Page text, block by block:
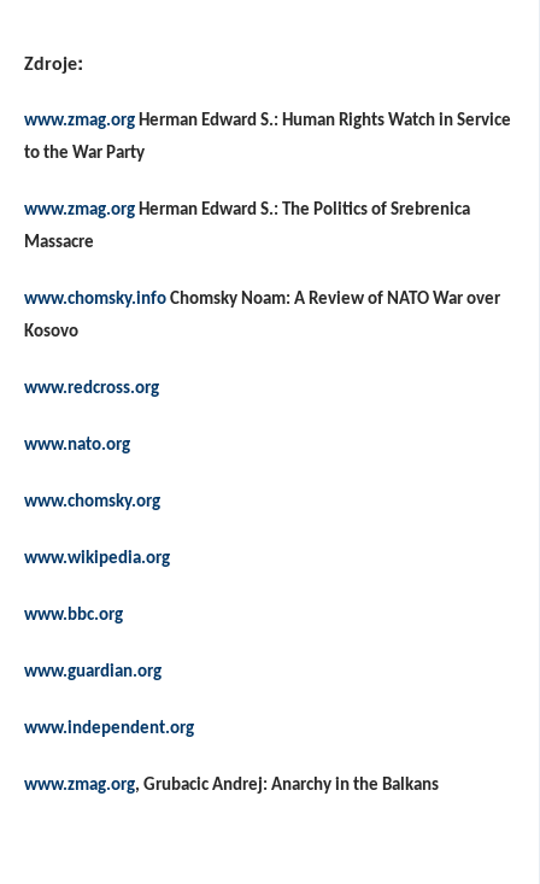
Zdroje:
www.zmag.org Herman Edward S.: Human Rights Watch in Service
to the War Party
www.zmag.org Herman Edward S.: The Politics of Srebrenica
Massacre
www.chomsky.info Chomsky Noam: A Review of NATO War over
Kosovo
www.redcross.org
www.nato.org
www.chomsky.org
www.wikipedia.org
www.bbc.org
www.guardian.org
www.independent.org
www.zmag.org, Grubacic Andrej: Anarchy in the Balkans